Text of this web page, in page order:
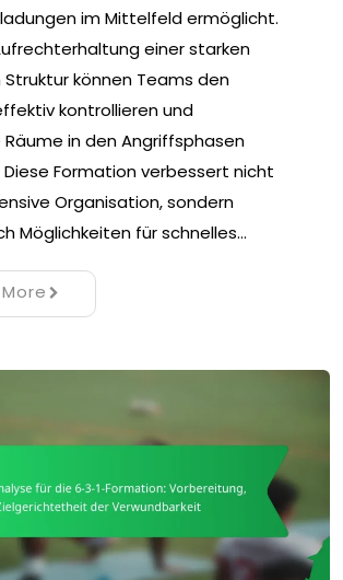
im Mittelfeld ermöglicht.
einer starken
können Teams den
kontrollieren und
in den Angriffsphasen
Formation verbessert nicht
Organisation, sondern
Möglichkeiten für schnelles…